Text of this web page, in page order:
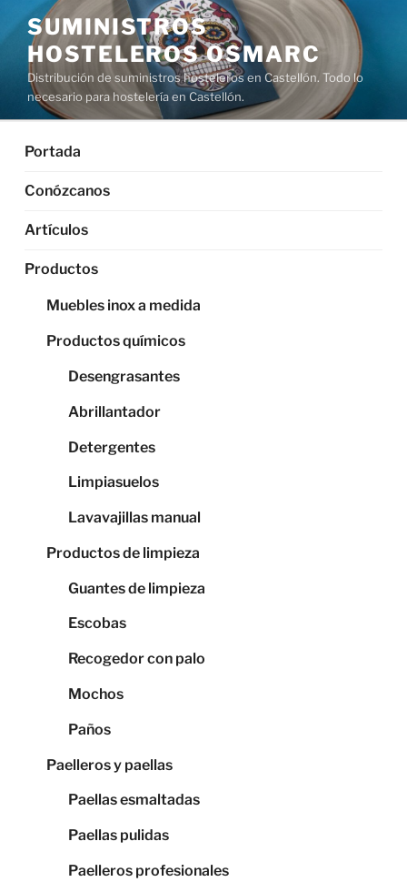
Saltar
al
contenido
SUMINISTROS
HOSTELEROS OSMARC
Distribución de suministros hosteleros en Castellón. Todo lo
necesario para hostelería en Castellón.
Portada
Conózcanos
Artículos
Productos
Muebles inox a medida
Productos químicos
Desengrasantes
Abrillantador
Detergentes
Limpiasuelos
Lavavajillas manual
Productos de limpieza
Guantes de limpieza
Escobas
Recogedor con palo
Mochos
Paños
Paelleros y paellas
Paellas esmaltadas
Paellas pulidas
Paelleros profesionales